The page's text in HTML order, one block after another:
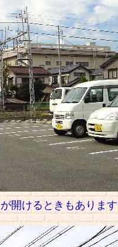
開けるときもありま